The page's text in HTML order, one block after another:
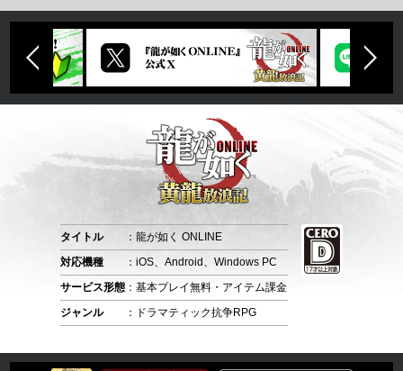
タイトル
：龍が如く ONLINE
対応機種
：iOS、Android、Windows PC
サービス形態 ：基本プレイ無料・アイテム課金
ジャンル
：ドラマティック抗争RPG